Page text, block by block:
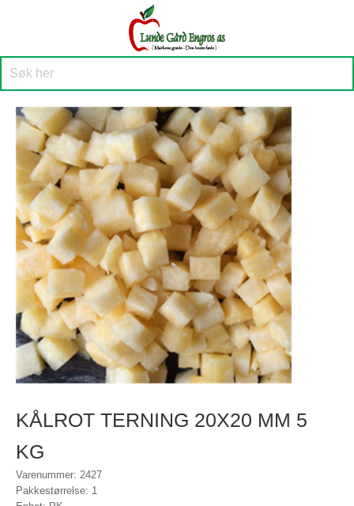
KÅLROT TERNING 20X20 MM 5
KG
Varenummer: 2427
Pakkestørrelse: 1